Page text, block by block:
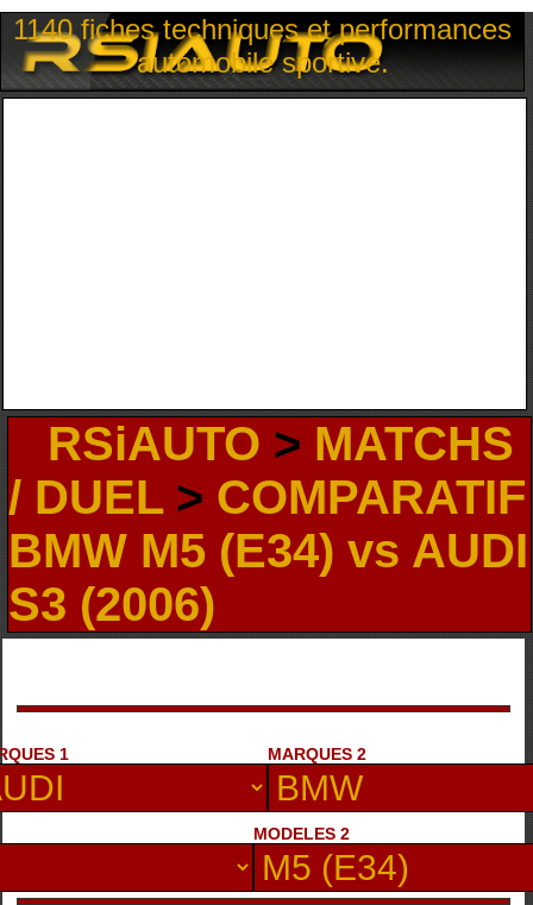
1140 fiches techniques et performances
automobile sportive.
RSiAUTO > MATCHS
/ DUEL> COMPARATIF
BMW M5 (E34) vs AUDI
S3 (2006)
1 MARQUES 2
MODELES 2